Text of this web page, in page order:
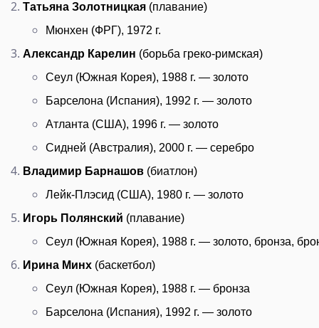
Татьяна Золотницкая (плавание)
Мюнхен (ФРГ), 1972 г.
Александр Карелин (борьба греко-римская)
Сеул (Южная Корея), 1988 г. — золото
Барселона (Испания), 1992 г. — золото
Атланта (США), 1996 г. — золото
Сидней (Австралия), 2000 г. — серебро
Владимир Барнашов (биатлон)
Лейк-Плэсид (США), 1980 г. — золото
Игорь Полянский (плавание)
Сеул (Южная Корея), 1988 г. — золото, бронза,
Ирина Минх (баскетбол)
Сеул (Южная Корея), 1988 г. — бронза
Барселона (Испания), 1992 г. — золото